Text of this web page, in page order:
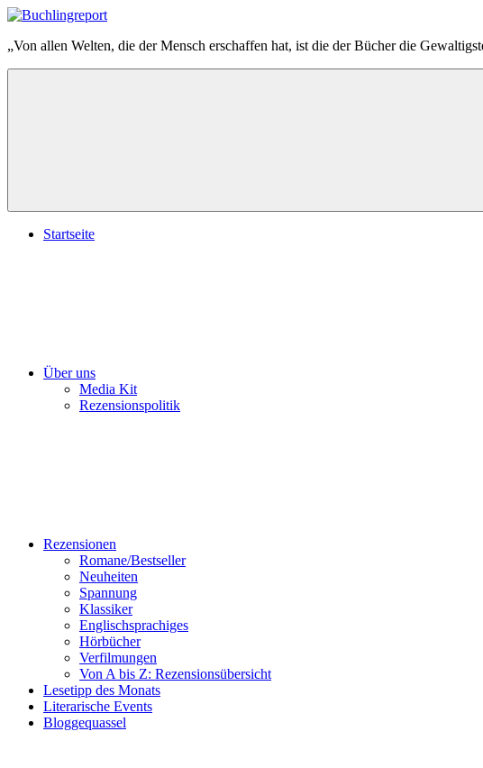
Zum
springen
Buchlingreport
„Von allen Welten, die der Mensch erschaffen hat, ist die der Bücher die
Startseite
Über uns
Media Kit
Rezensionspolitik
Rezensionen
Romane/Bestseller
Neuheiten
Spannung
Klassiker
Englischsprachiges
Hörbücher
Verfilmungen
Von A bis Z: Rezensionsübersicht
Lesetipp des Monats
Literarische Events
Bloggequassel